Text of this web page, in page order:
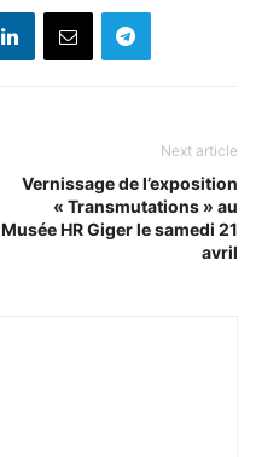
Next article
Vernissage de l’exposition
« Transmutations » au
Musée HR Giger le samedi 21
avril